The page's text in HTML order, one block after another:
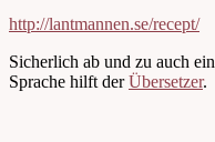
http://lantmannen.se/recept/
Sicherlich ab und zu auch
Sprache hilft derÜbersetzer.